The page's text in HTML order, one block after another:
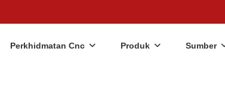
Perkhidmatan Cnc Produk Sumber